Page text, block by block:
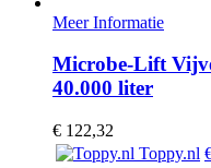
Meer Informatie
Microbe-Lift
40.000 liter
€ 122,32
Toppy.nl